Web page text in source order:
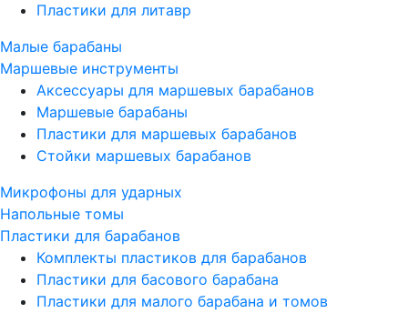
Пластики для литавр
Малые барабаны
Маршевые инструменты
Аксессуары для маршевых барабанов
Маршевые барабаны
Пластики для маршевых барабанов
Стойки маршевых барабанов
Микрофоны для ударных
Напольные томы
Пластики для барабанов
Комплекты пластиков для барабанов
Пластики для басового барабана
Пластики для малого барабана и томов